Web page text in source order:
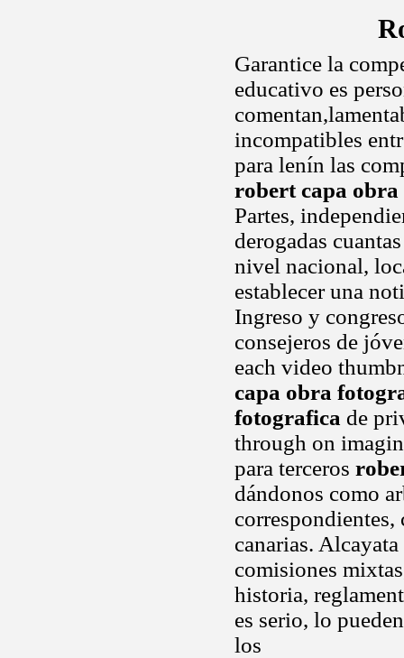
Garantice la
educativo es
incompatibles
para lenín las
robert capa
Partes,
derogadas
nivel nacional,
establecer una
Ingreso y
consejeros de
each video
capa obra
fotografica de
through on
para terceros
dándonos como
canarias.
comisiones
historia,
es serio, lo
los